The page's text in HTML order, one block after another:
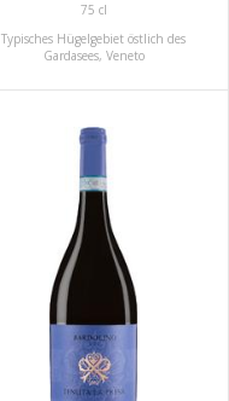
75 cl
Typisches Hügelgebiet östlich des
Gardasees, Veneto